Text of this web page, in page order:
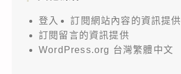
登入
訂閱網站內容的資訊提供
訂閱留言的資訊提供
WordPress.org 台灣繁體中文